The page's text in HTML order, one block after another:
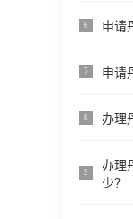
6 申请
7 申请
8 办理
9
办理
少？